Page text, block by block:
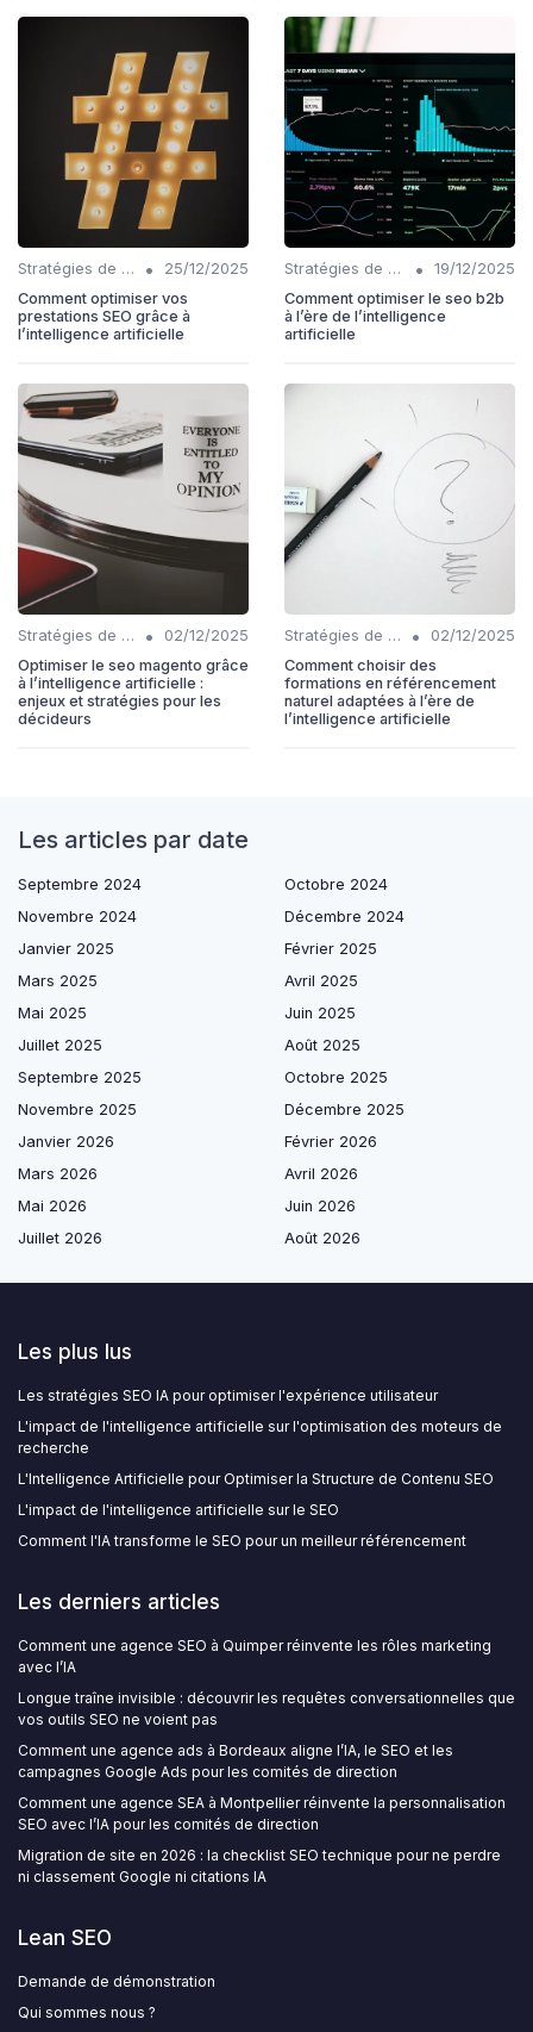
Stratégies de contenu basées sur l'IA •
25/12/2025
Comment optimiser vos
prestations SEO grâce à
l’intelligence artificielle
Stratégies de contenu basées sur l'IA •
19/12/2025
Comment optimiser le seo b2b
à l’ère de l’intelligence
artificielle
Stratégies de contenu basées sur l'IA •
02/12/2025
Optimiser le seo magento grâce
à l’intelligence artificielle :
enjeux et stratégies pour les
décideurs
Stratégies de contenu basées sur l'IA •
02/12/2025
Comment choisir des
formations en référencement
naturel adaptées à l’ère de
l’intelligence artificielle
Les articles par date
Septembre 2024
Octobre 2024
Novembre 2024
Décembre 2024
Janvier 2025
Février 2025
Mars 2025
Avril 2025
Mai 2025
Juin 2025
Juillet 2025
Août 2025
Septembre 2025
Octobre 2025
Novembre 2025
Décembre 2025
Janvier 2026
Février 2026
Mars 2026
Avril 2026
Mai 2026
Juin 2026
Juillet 2026
Août 2026
Les plus lus
Les stratégies SEO IA pour optimiser l'expérience utilisateur
L'impact de l'intelligence artificielle sur l'optimisation des moteurs de
recherche
L'Intelligence Artificielle pour Optimiser la Structure de Contenu SEO
L'impact de l'intelligence artificielle sur le SEO
Comment l'IA transforme le SEO pour un meilleur référencement
Les derniers articles
Comment une agence SEO à Quimper réinvente les rôles marketing
avec l’IA
Longue traîne invisible : découvrir les requêtes conversationnelles que
vos outils SEO ne voient pas
Comment une agence ads à Bordeaux aligne l’IA, le SEO et les
campagnes Google Ads pour les comités de direction
Comment une agence SEA à Montpellier réinvente la personnalisation
SEO avec l’IA pour les comités de direction
Migration de site en 2026 : la checklist SEO technique pour ne perdre
ni classement Google ni citations IA
Lean SEO
Demande de démonstration
Qui sommes nous ?